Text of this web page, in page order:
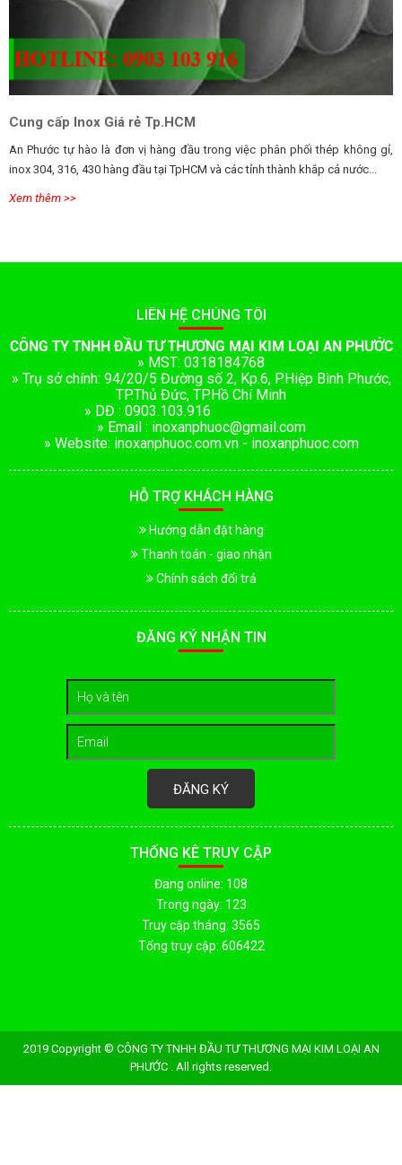
Cung cấp Inox Giá rẻ Tp.HCM
An Phước tự hào là đơn vị hàng đầu trong việc phân phối thép không gỉ,
inox 304, 316, 430 hàng đầu tại TpHCM và các tỉnh thành khắp cả nước...
Xem thêm >>
LIÊN HỆ CHÚNG TÔI
CÔNG TY TNHH ĐẦU TƯ THƯƠNG MẠI KIM LOẠI AN PHƯỚC
» MST: 0318184768
» Trụ sở chính: 94/20/5 Đường số 2, Kp.6, P.Hiệp Bình Phước,
TP.Thủ Đức, TP.Hồ Chí Minh
» DĐ : 0903.103.916
» Email : inoxanphuoc@gmail.com
» Website: inoxanphuoc.com.vn - inoxanphuoc.com
HỖ TRỢ KHÁCH HÀNG
Hướng dẫn đặt hàng
Thanh toán - giao nhận
Chính sách đổi trả
ĐĂNG KÝ NHẬN TIN
ĐĂNG KÝ
THỐNG KÊ TRUY CẬP
Đang online: 108
Trong ngày: 123
Truy cập tháng: 3565
Tổng truy cập: 606422
2019 Copyright © CÔNG TY TNHH ĐẦU TƯ THƯƠNG MẠI KIM LOẠI AN
PHƯỚC . All rights reserved.